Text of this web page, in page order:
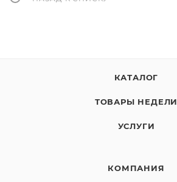
КАТАЛОГ
ТОВАРЫ НЕДЕЛИ
УСЛУГИ
КОМПАНИЯ